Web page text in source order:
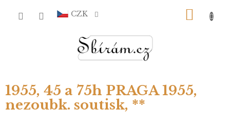
CZK
1955, 45 a 75h PRAGA 1955,
nezoubk. soutisk, **